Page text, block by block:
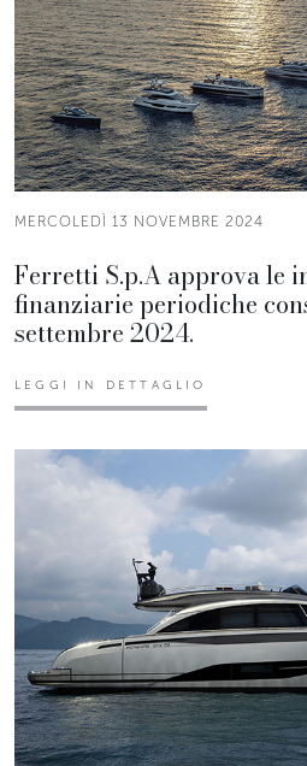
MERCOLEDÌ 13 NOVEMBRE 2024
Ferretti S.p.A approva le
finanziarie periodiche
settembre 2024.
LEGGI IN DETTAGLIO